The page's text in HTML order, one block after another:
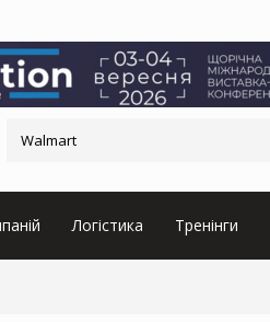
Логістика Тренінги